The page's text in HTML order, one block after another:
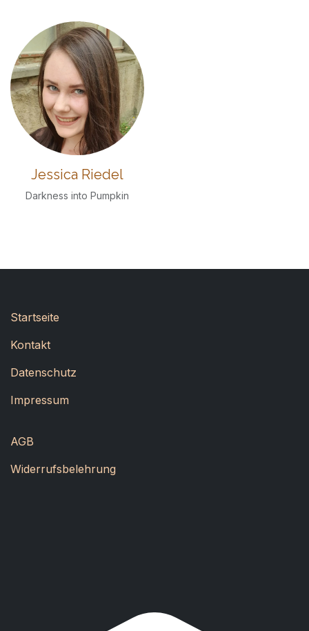
Jessica Riedel
Darkness into Pumpkin
Startseite
Kontakt
Datenschutz
Impressum
AGB
Widerrufsbelehrung